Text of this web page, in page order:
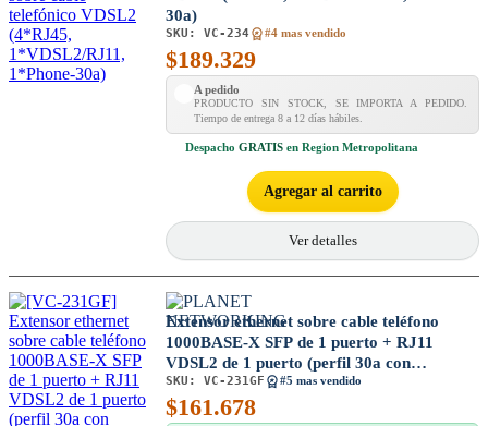
30a)
SKU: VC-234 #4 mas vendido
$189.329
A pedido
PRODUCTO SIN STOCK, SE IMPORTA A PEDIDO.
Tiempo de entrega 8 a 12 días hábiles.
Despacho GRATIS en Region Metropolitana
Agregar al carrito
Ver detalles
Extensor ethernet sobre cable teléfono
1000BASE-X SFP de 1 puerto + RJ11
VDSL2 de 1 puerto (perfil 30a con
vectorización G) (Descontinuado)
SKU: VC-231GF #5 mas vendido
$161.678